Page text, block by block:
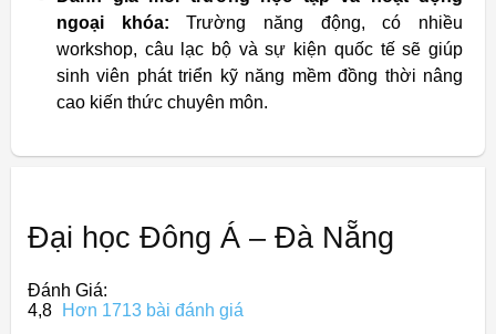
ngoại khóa: Trường năng động, có nhiều
workshop, câu lạc bộ và sự kiện quốc tế sẽ giúp
sinh viên phát triển kỹ năng mềm đồng thời nâng
cao kiến thức chuyên môn.
Đại học Đông Á – Đà Nẵng
Đánh Giá:
4,8
Hơn 1713 bài đánh giá